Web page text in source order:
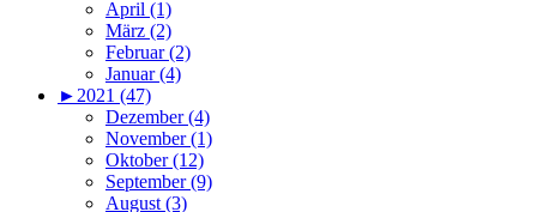
April (1)
März (2)
Februar (2)
Januar (4)
► 2021 (47)
Dezember (4)
November (1)
Oktober (12)
September (9)
August (3)